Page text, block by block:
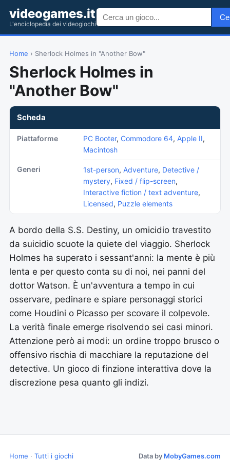
videogames.it
L'enciclopedia dei videogiochi
Home › Sherlock Holmes in "Another Bow"
Sherlock Holmes in
"Another Bow"
Scheda
Piattaforme PC Booter, Commodore 64, Apple II,
Macintosh
Generi 1st-person, Adventure, Detective /
mystery, Fixed / flip-screen,
Interactive fiction / text adventure,
Licensed, Puzzle elements
A bordo della S.S. Destiny, un omicidio travestito
da suicidio scuote la quiete del viaggio. Sherlock
Holmes ha superato i sessant'anni: la mente è più
lenta e per questo conta su di noi, nei panni del
dottor Watson. È un'avventura a tempo in cui
osservare, pedinare e spiare personaggi storici
come Houdini o Picasso per scovare il colpevole.
La verità finale emerge risolvendo sei casi minori.
Attenzione però ai modi: un ordine troppo brusco o
offensivo rischia di macchiare la reputazione del
detective. Un gioco di finzione interattiva dove la
discrezione pesa quanto gli indizi.
Home · Tutti i giochi Data by MobyGames.com